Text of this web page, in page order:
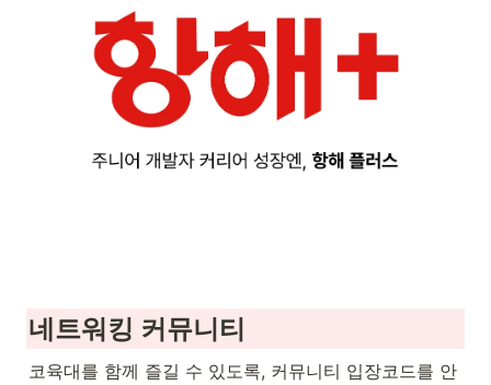
네트워킹 커뮤니티
코육대를 함께 즐길 수 있도록, 커뮤니티 입장코드를 안